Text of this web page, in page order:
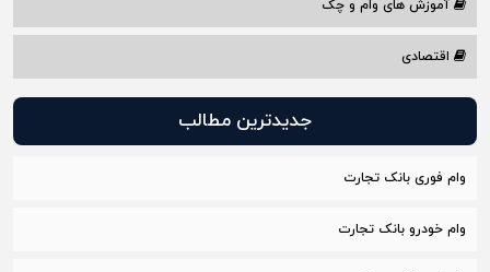
آموزش های وام و چک
اقتصادی
جدیدترین مطالب
وام فوری بانک تجارت
وام خودرو بانک تجارت